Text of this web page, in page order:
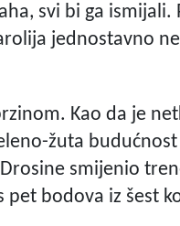
svi bi ga ismijali.
jednostavno
Kao da je
žuta
smijenio
bodova iz šest